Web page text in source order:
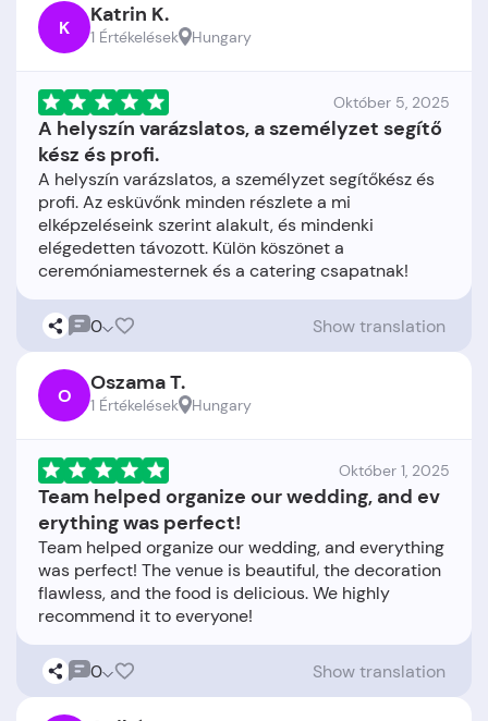
K Katrin K.
1 Értékelések Hungary
Október 5, 2025
A helyszín varázslatos, a személyzet segítő
kész és profi.
A helyszín varázslatos, a személyzet segítőkész és
profi. Az esküvőnk minden részlete a mi
elképzeléseink szerint alakult, és mindenki
elégedetten távozott. Külön köszönet a
0 Show translation
O Oszama T.
1 Értékelések Hungary
Október 1, 2025
Team helped organize our wedding, and ev
erything was perfect!
Team helped organize our wedding, and everything
was perfect! The venue is beautiful, the decoration
flawless, and the food is delicious. We highly
0 Show translation